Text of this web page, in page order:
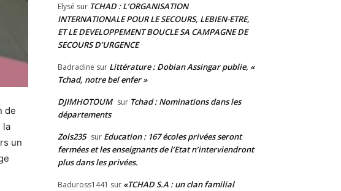
de
la
un
Elysé sur TCHAD : L’ORGANISATION
INTERNATIONALE POUR LE SECOURS, LEBIEN-ETRE,
ET LE DEVELOPPEMENT BOUCLE SA CAMPAGNE DE
SECOURS D’URGENCE
Badradine sur Littérature : Dobian Assingar publie, «
Tchad, notre bel enfer »
DJIMHOTOUM sur Tchad : Nominations dans les
départements
Zols235 sur Education : 167 écoles privées seront
fermées et les enseignants de l’Etat n’interviendront
plus dans les privées.
Baduross1441 sur «TCHAD S.A : un clan familial